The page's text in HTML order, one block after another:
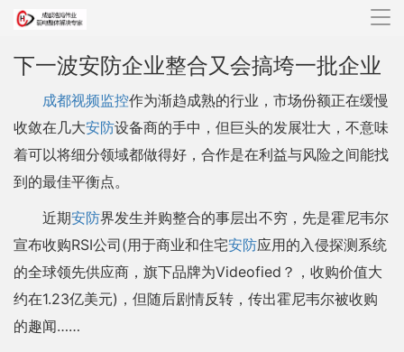
导
下一波安防企业整合又会搞垮一批企业
成都视频监控作为渐趋成熟的行业，市场份额正在缓慢
收敛在几大安防设备商的手中，但巨头的发展壮大，不意味
着可以将细分领域都做得好，合作是在利益与风险之间能找
到的最佳平衡点。
近期安防界发生并购整合的事层出不穷，先是霍尼韦尔
宣布收购RSI公司(用于商业和住宅安防应用的入侵探测系统
的全球领先供应商，旗下品牌为Videofied？，收购价值大
约在1.23亿美元)，但随后剧情反转，传出霍尼韦尔被收购
的趣闻……